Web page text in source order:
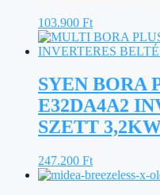
103.900 Ft
SYEN BORA
E32DA4A2
SZETT
247.200 Ft